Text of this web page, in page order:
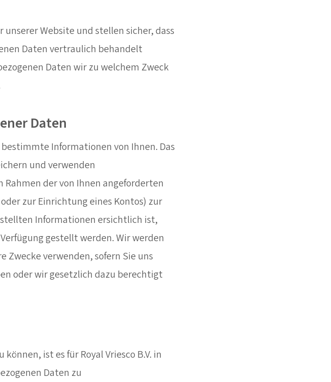
Website und stellen sicher, dass
Daten vertraulich behandelt
Daten wir zu welchem Zweck
Daten
Informationen von Ihnen. Das
und verwenden
der von Ihnen angeforderten
zur Einrichtung eines Kontos) zur
Informationen ersichtlich ist,
gestellt werden. Wir werden
Zwecke verwenden, sofern Sie uns
oder wir gesetzlich dazu berechtigt
ist es für Royal Vriesco B.V. in
Daten zu